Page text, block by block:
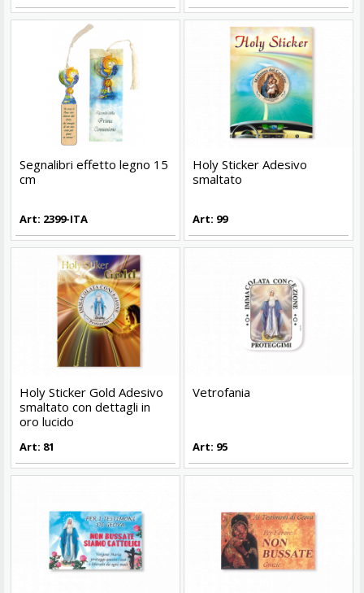
Segnalibri effetto legno 15
cm
Art: 2399-ITA
Holy Sticker Adesivo
smaltato
Art: 99
Holy Sticker Gold Adesivo
smaltato con dettagli in
oro lucido
Art: 81
Vetrofania
Art: 95